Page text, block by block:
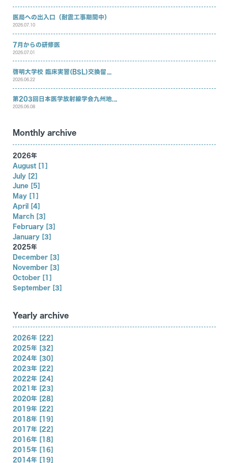
医局への出入口（耐震工事期間中）
2026.07.10
7月からの研修医
2026.07.01
啓明大学校 臨床実習(BSL)交換留...
2026.06.22
第203回日本医学放射線学会九州地...
2026.06.08
Monthly archive
2026年
August [1]
July [2]
June [5]
May [1]
April [4]
March [3]
February [3]
January [3]
2025年
December [3]
November [3]
October [1]
September [3]
Yearly archive
2026年 [22]
2025年 [32]
2024年 [30]
2023年 [22]
2022年 [24]
2021年 [23]
2020年 [28]
2019年 [22]
2018年 [19]
2017年 [22]
2016年 [18]
2015年 [16]
2014年 [19]